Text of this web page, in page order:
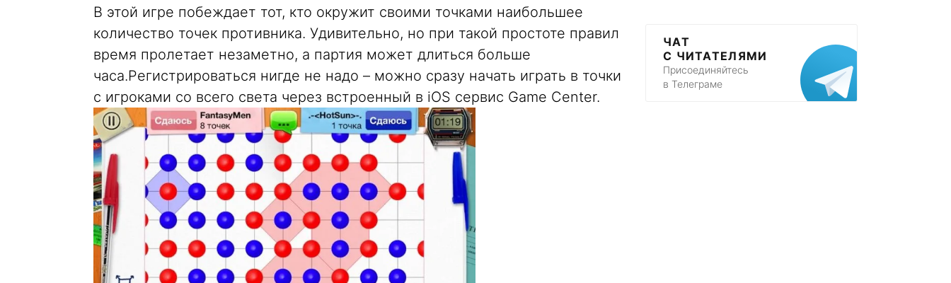
В этой игре побеждает тот, кто окружит своими точками наибольшее
количество точек противника. Удивительно, но при такой простоте правил
время пролетает незаметно, а партия может длиться больше
часа.Регистрироваться нигде не надо – можно сразу начать играть в точки
с игроками со всего света через встроенный в iOS сервис Game Center.
ЧАТ
С ЧИТАТЕЛЯМИ
Присоединяйтесь
в Телеграме